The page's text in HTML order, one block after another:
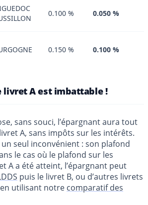
0.100 % 0.050 %
0.150 % 0.100 %
livret A est imbattable !
sans souci, l’épargnant aura tout
A, sans impôts sur les intérêts.
seul inconvénient : son plafond
le cas où le plafond sur les
A a été atteint, l’épargnant peut
puis le livret B, ou d’autres livrets
utilisant notre comparatif des